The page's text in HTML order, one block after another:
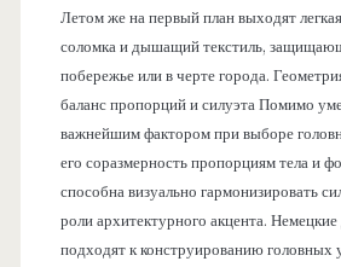
Летом же на первый план выходят
соломка и дышащий текстиль,
побережье или в черте города.
баланс пропорций и силуэта Помимо
важнейшим фактором при выборе
его соразмерность пропорциям тела и
способна визуально гармонизировать
роли архитектурного акцента.
подходят к конструированию головных